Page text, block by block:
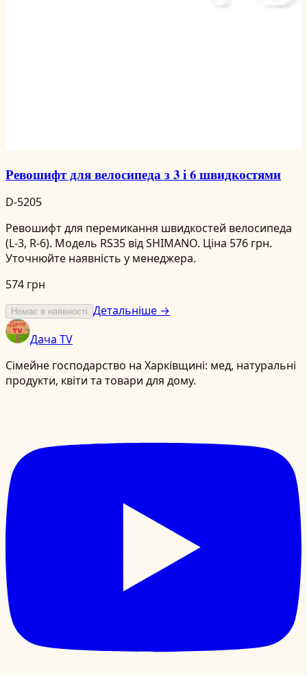
Ревошифт для велосипеда з 3 і 6 швидкостями
D-5205
Ревошифт для перемикання швидкостей велосипеда
(L-3, R-6). Модель RS35 від SHIMANO. Ціна 576 грн.
Уточнюйте наявність у менеджера.
574 грн
Немає в наявності Детальніше →
Дача TV
Сімейне господарство на Харківщині: мед, натуральні
продукти, квіти та товари для дому.